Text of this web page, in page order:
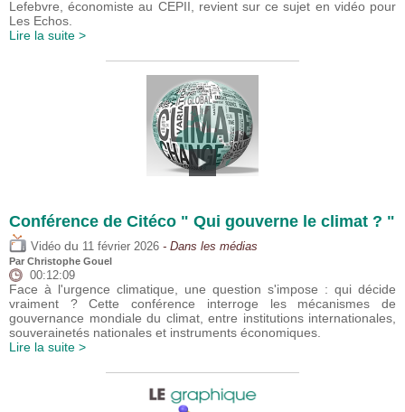
Lefebvre, économiste au CEPII, revient sur ce sujet en vidéo pour
Les Echos.
Lire la suite >
Conférence de Citéco " Qui gouverne le climat ? "
Vidéo du 11 février 2026 - Dans les médias
Par Christophe Gouel
00:12:09
Face à l'urgence climatique, une question s'impose : qui décide
vraiment ? Cette conférence interroge les mécanismes de
gouvernance mondiale du climat, entre institutions internationales,
souverainetés nationales et instruments économiques.
Lire la suite >